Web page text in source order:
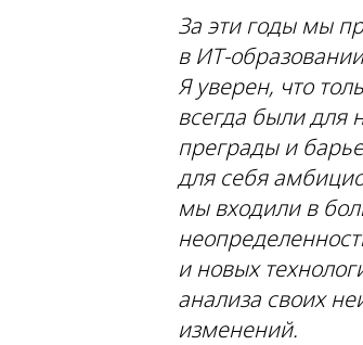
За эти годы мы
в ИТ-образовании
Я уверен, что
всегда были для
преграды и
для себя
мы входили в
и новых
анализа своих
изменений.